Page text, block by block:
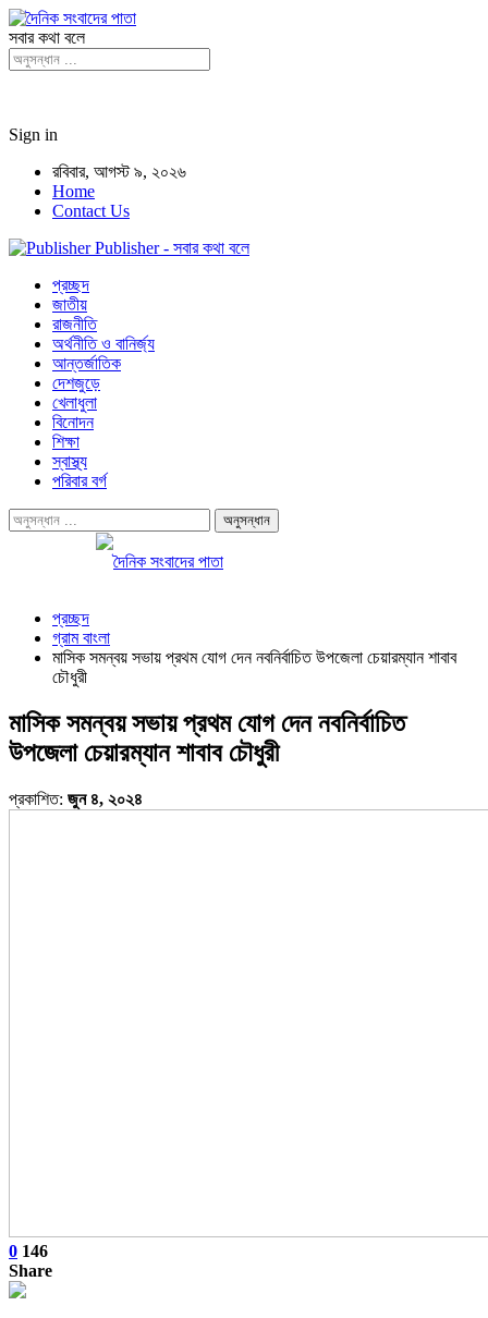
সবার কথা বলে
Sign in
রবিবার, আগস্ট ৯, ২০২৬
Home
Contact Us
Publisher - সবার কথা বলে
প্রচ্ছদ
জাতীয়
রাজনীতি
অর্থনীতি ও বানির্জ্য
আন্তর্জাতিক
দেশজুড়ে
খেলাধুলা
বিনোদন
শিক্ষা
স্বাস্থ্য
পরিবার বর্গ
প্রচ্ছদ
গ্রাম বাংলা
মাসিক সমন্বয় সভায় প্রথম যোগ দেন নবনির্বাচিত উপজেলা চেয়ারম্যান শাবাব
চৌধুরী
মাসিক সমন্বয় সভায় প্রথম যোগ দেন নবনির্বাচিত
উপজেলা চেয়ারম্যান শাবাব চৌধুরী
প্রকাশিত: জুন ৪, ২০২৪
0 146
Share